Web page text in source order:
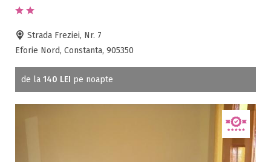
Strada Freziei, Nr. 7
Eforie Nord, Constanta, 905350
de la 140 LEI pe noapte